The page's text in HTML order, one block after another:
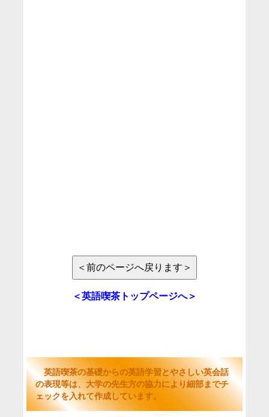
＜英語喫茶トップページへ＞
英語喫茶の基礎からの英語学習とやさしい英会話
の表現等は、大学の先生方の協力により細部までチ
ェックを入れて作成しています。